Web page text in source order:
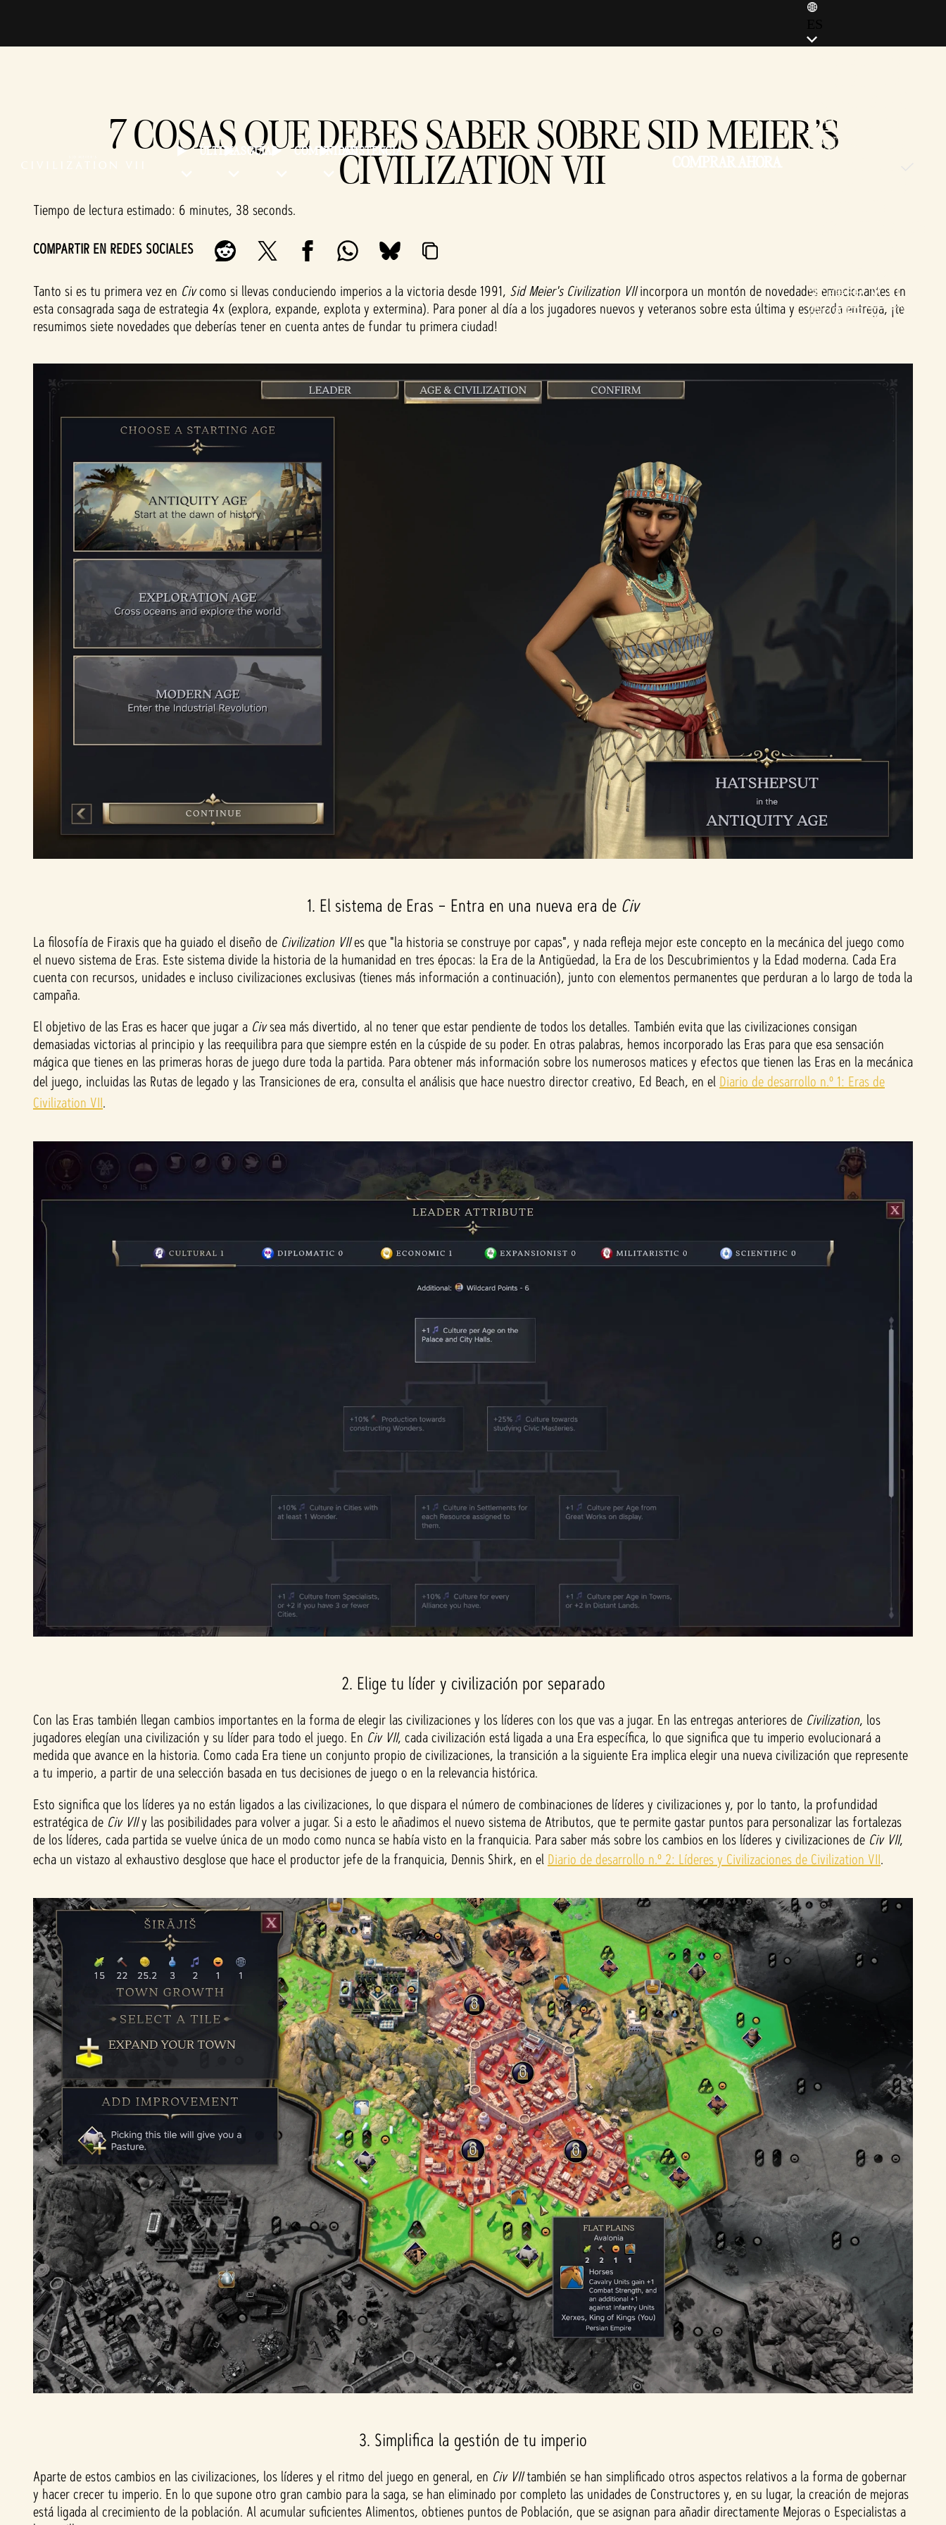
ÚLTIMAS GUÍAS COMUNIDADASISTENCIA
ITALIANO (IT)
DEUTSCH (DE)
繁體中文 (TW)
简体中文 (CN)
7 COSAS QUE DEBES SABER SOBRE SID MEIER'S
CIVILIZATION VII
Tiempo de lectura estimado 6 minutes, 38 seconds
COMPARTIR EN REDES SOCIALES
Tanto si es tu primera vez en Civcomo si llevas conduciendo imperios a la victoria desde 1991, Sid Meier's Civilization VIIincorpora un montón de novedades emocionantes en
esta consagrada saga de estrategia 4x (explora, expande, explota y extermina). Para poner al día a los jugadores nuevos y veteranos sobre esta última y esperada entrega, ¡te
resumimos siete novedades que deberías tener en cuenta antes de fundar tu primera ciudad!
1. El sistema de Eras – Entra en una nueva era de Civ
La filosofía de Firaxis que ha guiado el diseño de Civilization VIIes que "la historia se construye por capas", y nada refleja mejor este concepto en la mecánica del juego como
el nuevo sistema de Eras. Este sistema divide la historia de la humanidad en tres épocas: la Era de la Antigüedad, la Era de los Descubrimientos y la Edad moderna. Cada Era
cuenta con recursos, unidades e incluso civilizaciones exclusivas (tienes más información a continuación), junto con elementos permanentes que perduran a lo largo de toda la
campaña.
El objetivo de las Eras es hacer que jugar a Civsea más divertido, al no tener que estar pendiente de todos los detalles. También evita que las civilizaciones consigan
demasiadas victorias al principio y las reequilibra para que siempre estén en la cúspide de su poder. En otras palabras, hemos incorporado las Eras para que esa sensación
mágica que tienes en las primeras horas de juego dure toda la partida. Para obtener más información sobre los numerosos matices y efectos que tienen las Eras en la mecánica
del juego, incluidas las Rutas de legado y las Transiciones de era, consulta el análisis que hace nuestro director creativo, Ed Beach, en el Diario de desarrollo n.º 1: Eras de
Civilization VII.
2. Elige tu líder y civilización por separado
Con las Eras también llegan cambios importantes en la forma de elegir las civilizaciones y los líderes con los que vas a jugar. En las entregas anteriores de Civilization, los
jugadores elegían una civilización y su líder para todo el juego. En Civ VII, cada civilización está ligada a una Era específica, lo que significa que tu imperio evolucionará a
medida que avance en la historia. Como cada Era tiene un conjunto propio de civilizaciones, la transición a la siguiente Era implica elegir una nueva civilización que represente
a tu imperio, a partir de una selección basada en tus decisiones de juego o en la relevancia histórica.
Esto significa que los líderes ya no están ligados a las civilizaciones, lo que dispara el número de combinaciones de líderes y civilizaciones y, por lo tanto, la profundidad
estratégica de Civ VIIy las posibilidades para volver a jugar. Si a esto le añadimos el nuevo sistema de Atributos, que te permite gastar puntos para personalizar las fortalezas
de los líderes, cada partida se vuelve única de un modo como nunca se había visto en la franquicia. Para saber más sobre los cambios en los líderes y civilizaciones de Civ VII,
echa un vistazo al exhaustivo desglose que hace el productor jefe de la franquicia, Dennis Shirk, en el Diario de desarrollo n.º 2: Líderes y Civilizaciones de Civilization VII.
3. Simplifica la gestión de tu imperio
Aparte de estos cambios en las civilizaciones, los líderes y el ritmo del juego en general, en Civ VIItambién se han simplificado otros aspectos relativos a la forma de gobernar
y hacer crecer tu imperio. En lo que supone otro gran cambio para la saga, se han eliminado por completo las unidades de Constructores y, en su lugar, la creación de mejoras
está ligada al crecimiento de la población. Al acumular suficientes Alimentos, obtienes puntos de Población, que se asignan para añadir directamente Mejoras o Especialistas a